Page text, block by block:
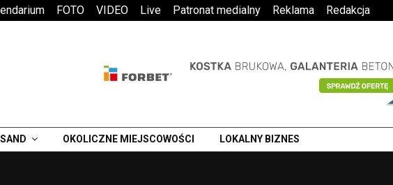
FOTO VIDEO Live Patronat medialny Reklama Redakcja
OKOLICZNE MIEJSCOWOŚCI LOKALNY BIZNES